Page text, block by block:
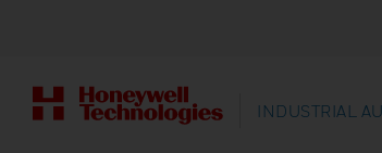
INDUSTRIAL